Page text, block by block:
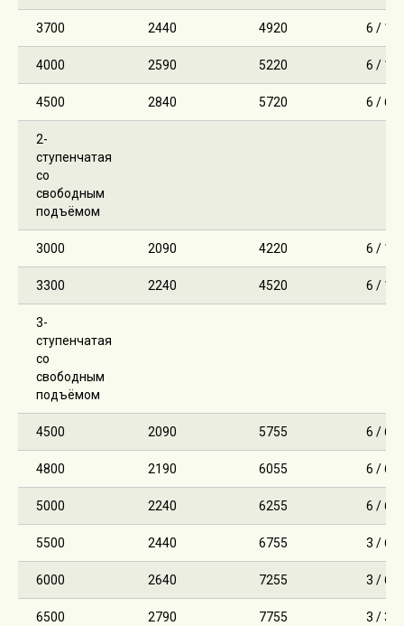
3700 2440 4920 6 / 12
4000 2590 5220 6 / 12
4500 2840 5720 6 / 6
2-
ступенчатая
со
свободным
подъёмом
3000 2090 4220 6 / 10
3300 2240 4520 6 / 10
3-
ступенчатая
со
свободным
подъёмом
4500 2090 5755 6 / 6
4800 2190 6055 6 / 6
5000 2240 6255 6 / 6
5500 2440 6755 3 / 6
6000 2640 7255 3 / 6
6500 2790 7755 3 / 3